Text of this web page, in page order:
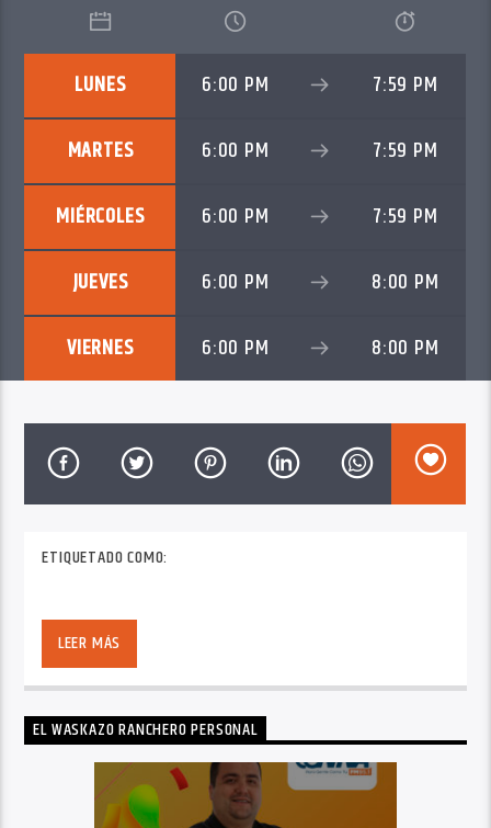
LUNES 6:00 PM 7:59 PM
MARTES 6:00 PM 7:59 PM
MIÉRCOLES 6:00 PM 7:59 PM
JUEVES 6:00 PM 8:00 PM
VIERNES 6:00 PM 8:00 PM
ETIQUETADO COMO:
LEER MÁS
EL WASKAZO RANCHERO PERSONAL